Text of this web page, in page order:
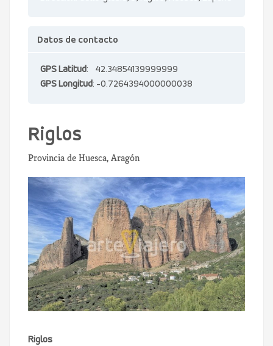
Datos de contacto
GPS Latitud: 42.34854139999999
GPS Longitud: -0.7264394000000038
Riglos
Provincia de Huesca, Aragón
Riglos